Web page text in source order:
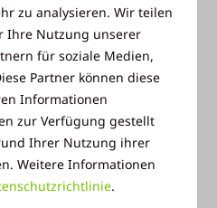
Im Park
zu analysieren. Wir teilen
Ihre Nutzung unserer
für soziale Medien,
Partner können diese
Informationen
zur Verfügung gestellt
Ihrer Nutzung ihrer
Weitere Informationen
.